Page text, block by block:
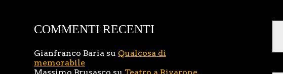
COMMENTI RECENTI
Gianfranco Baria su Qualcosa di
memorabile